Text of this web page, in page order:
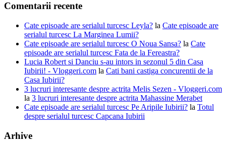
Comentarii recente
Cate episoade are serialul turcesc Leyla? la Cate episoade are
serialul turcesc La Marginea Lumii?
Cate episoade are serialul turcesc O Noua Sansa? la Cate
episoade are serialul turcesc Fata de la Fereastra?
Lucia Robert si Danciu s-au intors in sezonul 5 din Casa
Iubirii! - Vloggeri.com la Cati bani castiga concurentii de la
Casa Iubirii?
3 lucruri interesante despre actrita Melis Sezen - Vloggeri.com
la 3 lucruri interesante despre actrita Mahassine Merabet
Cate episoade are serialul turcesc Pe Aripile Iubirii? la Totul
despre serialul turcesc Capcana Iubirii
Arhive